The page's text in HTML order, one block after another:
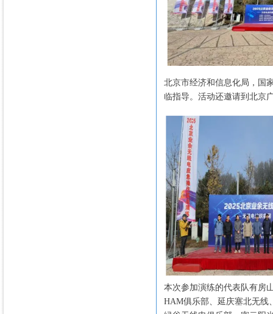
北京市经济和信息化局，国
临指导。活动还邀请到北京
本次参加演练的代表队有房
HAM俱乐部、延庆塞北无线